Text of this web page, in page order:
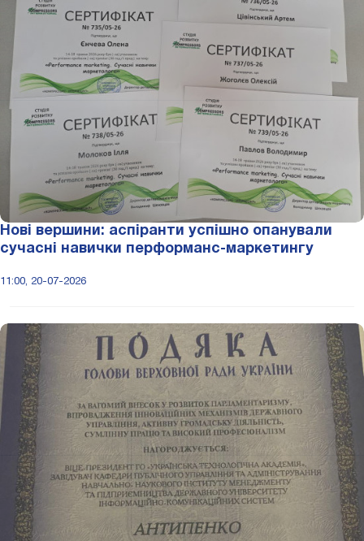
Нові вершини: аспіранти успішно опанували
сучасні навички перформанс-маркетингу
11:00, 20-07-2026